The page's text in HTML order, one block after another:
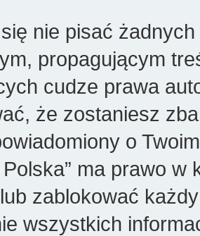
nie pisać
propagującym
cudze prawa
że zostaniesz
o
Polska” ma prawo
zablokować
wszystkich